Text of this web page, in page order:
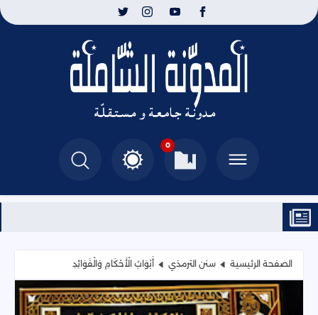
0
الصفحة الرئيسية سنن الترمذي أَبْوَابُ الْأَحْكَامِ وَالْفَوَائِدِ